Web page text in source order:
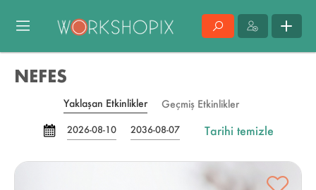
NEFES
Yaklaşan Etkinlikler Geçmiş Etkinlikler
2026-08-10 2036-08-07 Tarihi temizle